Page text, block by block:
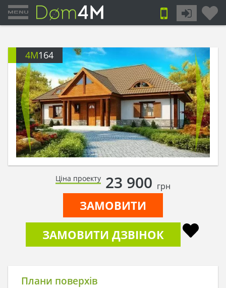
4M164
Ціна проекту 23 900 грн
ЗАМОВИТИ
ЗАМОВИТИ ДЗВІНОК
Плани поверхів